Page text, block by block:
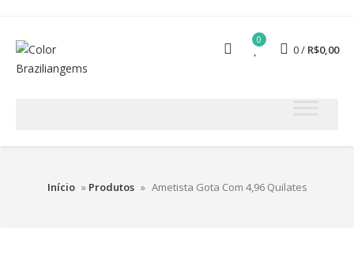
0
0 R$0,00
Início » Produtos » Ametista Gota Com 4,96 Quilates